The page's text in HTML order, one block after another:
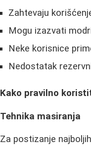
Zahtevaju
Mogu izazvati
Neke korisnice
Nedostatak
Kako pravilno
Tehnika masiranja
Za postizanje